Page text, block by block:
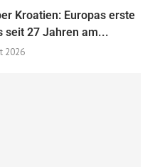
Kroatien: Europas erste
seit 27 Jahren am...
2026